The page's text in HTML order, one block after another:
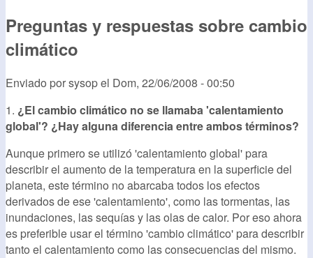
Preguntas y respuestas sobre cambio
climático
Enviado porsysopel Dom, 22/06/2008 - 00:50
1. ¿El cambio climático no se llamaba 'calentamiento
global'? ¿Hay alguna diferencia entre ambos términos?
Aunque primero se utilizó 'calentamiento global' para
describir el aumento de la temperatura en la superficie del
planeta, este término no abarcaba todos los efectos
derivados de ese 'calentamiento', como las tormentas, las
inundaciones, las sequías y las olas de calor. Por eso ahora
es preferible usar el término 'cambio climático' para describir
tanto el calentamiento como las consecuencias del mismo.